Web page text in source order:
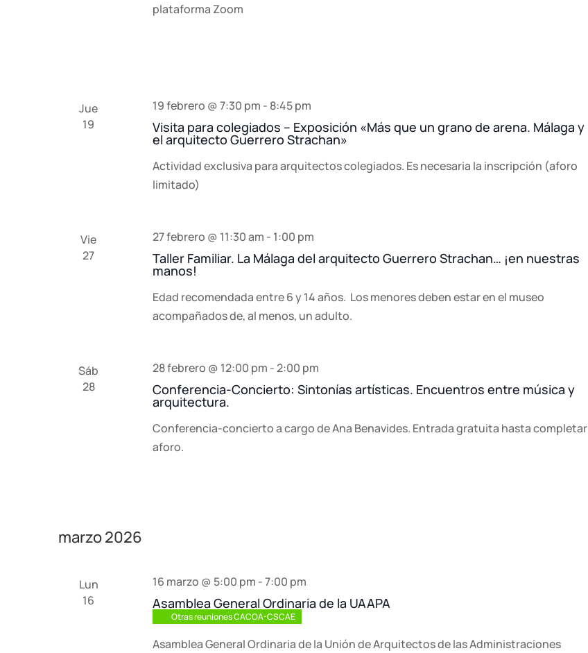
plataforma Zoom
Jue
19
Visita para colegiados – Exposición «Más que un grano de arena. Málaga y
el arquitecto Guerrero Strachan»
19 febrero @ 7:30 pm - 8:45 pm
Actividad exclusiva para arquitectos colegiados. Es necesaria la inscripción (aforo
limitado)
Vie
27
Taller Familiar. La Málaga del arquitecto Guerrero Strachan… ¡en nuestras
manos!
27 febrero @ 11:30 am - 1:00 pm
Edad recomendada entre 6 y 14 años. Los menores deben estar en el museo
acompañados de, al menos, un adulto.
Sáb
28
Conferencia-Concierto: Sintonías artísticas. Encuentros entre música y
arquitectura.
28 febrero @ 12:00 pm -2:00 pm
Conferencia-concierto a cargo de Ana Benavides. Entrada gratuita hasta completar
aforo.
marzo 2026
Lun
16
Asamblea General Ordinaria de la UAAPA
16 marzo @ 5:00 pm -7:00 pm
Otras reuniones CACOA-CSCAE
Asamblea General Ordinaria de la Unión de Arquitectos de las Administraciones